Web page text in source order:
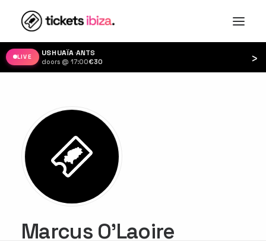
GET THE APP
LIVE USHUAÏA·ANTS
doors @ 17:00·€30 ›
Marcus O'Laoire